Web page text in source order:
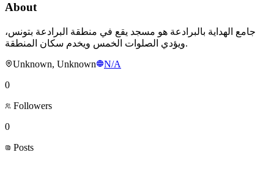
About
جامع الهداية بالبرادعة هو مسجد يقع في منطقة البرادعة بتونس،
ويؤدي الصلوات الخمس ويخدم سكان المنطقة.
Unknown, Unknown
N/A
0
Followers
0
Posts